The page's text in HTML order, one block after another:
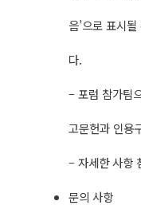
음’으로 표시
다.
– 포럼 참가팀
고문헌과 인용
– 자세한 사항
문의 사항